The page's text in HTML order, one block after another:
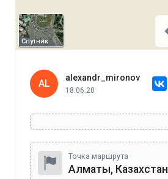
Спутник
AL
alexandr_mironov
18.06.20
Точка маршрута
Алматы, Казахстан